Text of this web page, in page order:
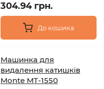
304.94 грн.
До кошика
Машинка для
видалення катишків
Monte MT-1550